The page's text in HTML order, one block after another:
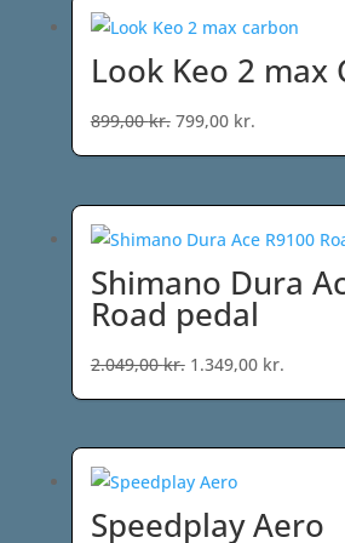
Look Keo 2 max
899,00kr. Den
oprindelige
var:
899,00 kr..
799,00 kr.Den
aktuelle
er:
799,00 kr..
Shimano Dura
Road pedal
2.049,00kr. Den
oprindelige
2.049,00 kr..
1.349,00 kr.
Speedplay Aero